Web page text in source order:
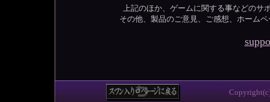
上記のほか、ゲームに関する事などのサ
その他、製品のご意見、ご感想、ホーム